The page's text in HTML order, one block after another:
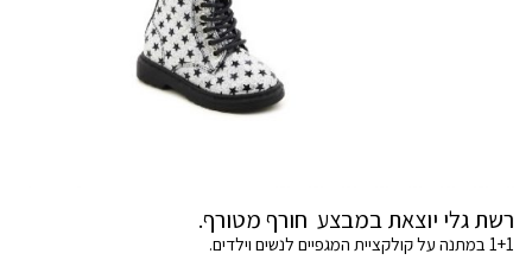
רשת גלי יוצאת במבצע חורף מטורף.
1+1 במתנה על קולקציית המגפיים לנשים וילדים.